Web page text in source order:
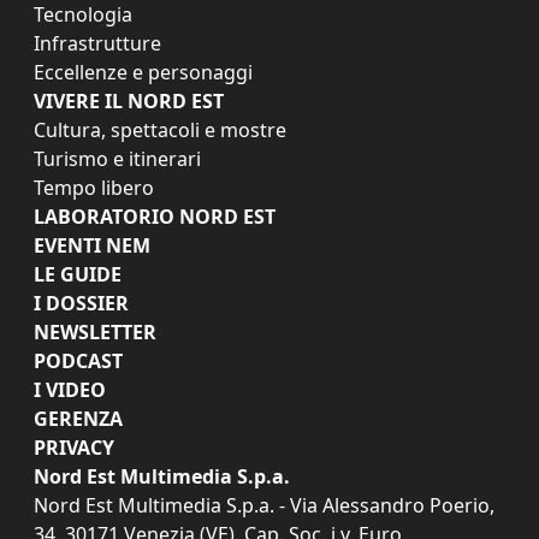
Tecnologia
Infrastrutture
Eccellenze e personaggi
VIVERE IL NORD EST
Cultura, spettacoli e mostre
Turismo e itinerari
Tempo libero
LABORATORIO NORD EST
EVENTI NEM
LE GUIDE
I DOSSIER
NEWSLETTER
PODCAST
I VIDEO
GERENZA
PRIVACY
Nord Est Multimedia S.p.a.
Nord Est Multimedia S.p.a. - Via Alessandro Poerio,